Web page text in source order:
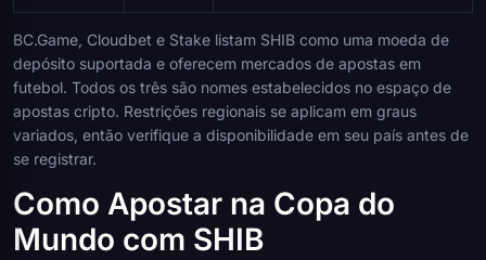
BC.Game, Cloudbet e Stake listam SHIB como uma moeda de
depósito suportada e oferecem mercados de apostas em
futebol. Todos os três são nomes estabelecidos no espaço de
apostas cripto. Restrições regionais se aplicam em graus
variados, então verifique a disponibilidade em seu país antes de
se registrar.
Como Apostar na Copa do
Mundo com SHIB